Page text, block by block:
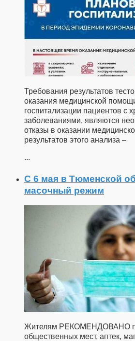
Требования результатов
оказания медицинской
госпитализации пациентов с
заболеваниями, являются
отказы в оказании
результатов этого анализа –
...
С 6 мая в Тюменской
масочный режим
Жителям РЕКОМЕНДОВАНО
общественных мест, аптек,